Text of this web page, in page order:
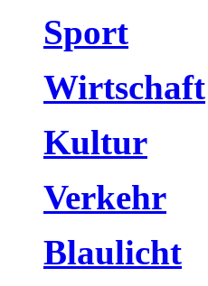
Sport
Wirtschaft
Kultur
Verkehr
Blaulicht